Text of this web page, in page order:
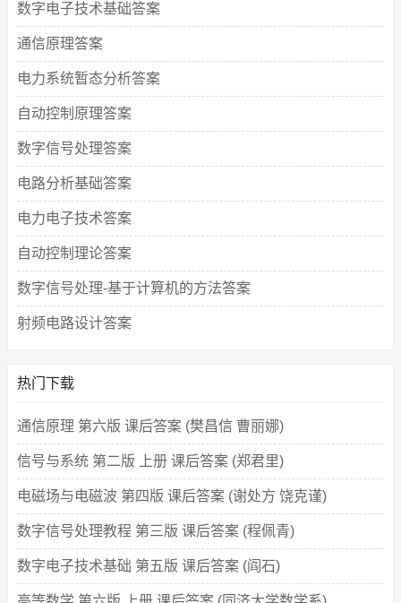
数字电子技术基础答案
通信原理答案
电力系统暂态分析答案
自动控制原理答案
数字信号处理答案
电路分析基础答案
电力电子技术答案
自动控制理论答案
数字信号处理-基于计算机的方法答案
射频电路设计答案
热门下载
通信原理 第六版 课后答案 (樊昌信 曹丽娜)
信号与系统 第二版 上册 课后答案 (郑君里)
电磁场与电磁波 第四版 课后答案 (谢处方 饶克谨)
数字信号处理教程 第三版 课后答案 (程佩青)
数字电子技术基础 第五版 课后答案 (阎石)